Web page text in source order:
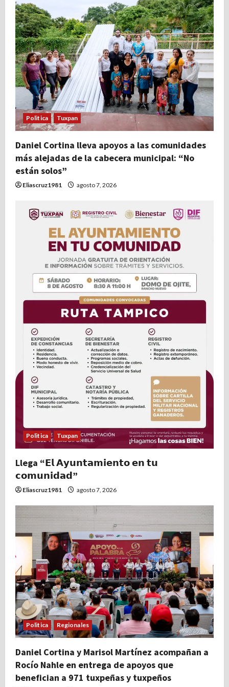
Politica Tuxpan
Daniel Cortina lleva apoyos a las comunidades
más alejadas de la cabecera municipal: “No
están solos”
Eliascruz1981 agosto 7, 2026
Politica Tuxpan
Llega “𝗘𝗹 𝗔𝘆𝘂𝗻𝘁𝗮𝗺𝗶𝗲𝗻𝘁𝗼 𝗲𝗻 𝘁𝘂
𝗰𝗼𝗺𝘂𝗻𝗶𝗱𝗮𝗱”
Eliascruz1981 agosto 7, 2026
Politica Regionales
Daniel Cortina y Marisol Martínez acompañan a
Rocío Nahle en entrega de apoyos que
benefician a 971 tuxpeñas y tuxpeños